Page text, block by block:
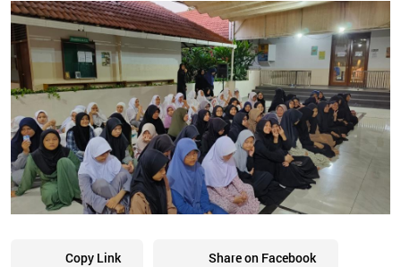
Copy Link Share on Facebook